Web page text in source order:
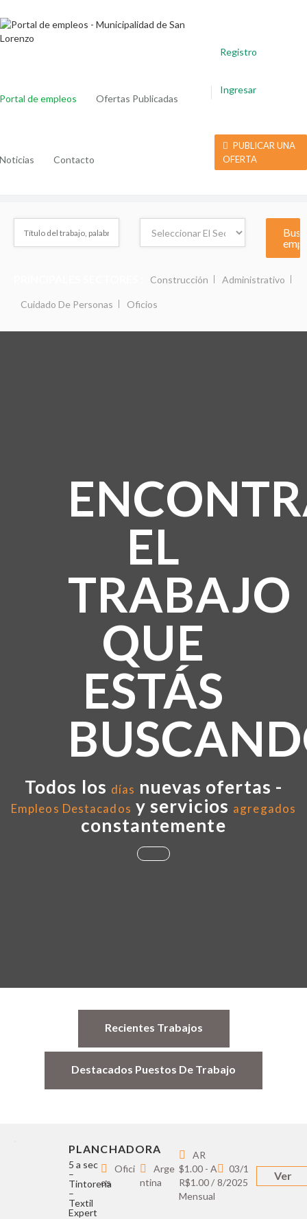
Portal de empleos Ofertas Publicadas
Noticias Contacto
Registro
Ingresar
PUBLICAR UNA
OFERTA
Construcción Administrativo
Cuidado De Personas Oficios
EL
TRABAJO
QUE
ESTÁS
Todos los días nuevas ofertas -
Empleos Destacados y servicios agregados
constantemente
Recientes Trabajos
Destacados Puestos De Trabajo
PLANCHADORA
5 a sec
–
Tintoreria
–
Textil
Expert
Ofici
os
Arge
ntina
AR
$1.00 - A
R$1.00 /
Mensual
03/1
8/2025
Ver